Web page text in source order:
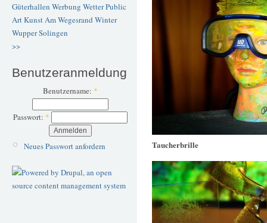
Güterhallen Werbung WetterPublic
ArtKunstAm Wegesrand Winter
WupperSolingen
>>
Benutzeranmeldung
Benutzername: *
Passwort: *
Neues Passwort anfordern Taucherbrille